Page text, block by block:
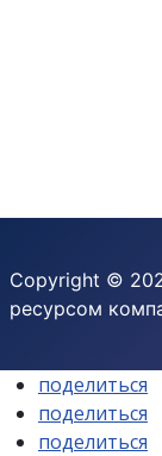
Copyright ©
ресурсом
поделиться
поделиться
поделиться